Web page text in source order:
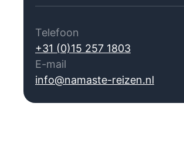
Telefoon
+31 (0)15 257 1803
E-mail
info@namaste-reizen.nl